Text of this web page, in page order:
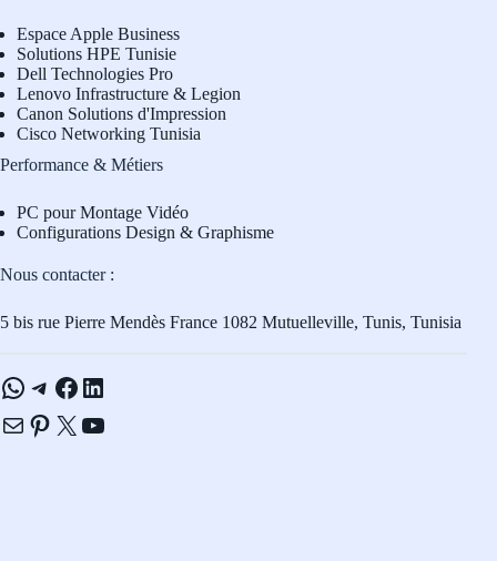
Espace Apple Business
Solutions HPE Tunisie
Dell Technologies Pro
Lenovo Infrastructure & Legion
Canon Solutions d'Impression
Cisco Networking Tunisia
Performance & Métiers
PC pour Montage Vidéo
Configurations Design & Graphisme
Nous contacter :
5 bis rue Pierre Mendès France 1082 Mutuelleville, Tunis, Tunisia
WhatsApp
Telegram
Facebook
LinkedIn
E-mailPinterest
X YouTube